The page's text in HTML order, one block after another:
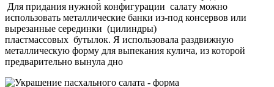
Для придания нужной конфигурации салату можно
использовать металлические банки из-под консервов или
вырезанные серединки (цилиндры)
пластмассовых бутылок. Я использовала раздвижную
металлическую форму для выпекания кулича, из которой
предварительно вынула дно